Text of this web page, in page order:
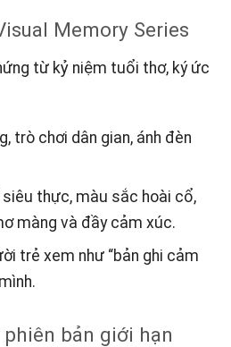
Memory Series
từ kỷ niệm tuổi thơ, ký ức
trò chơi dân gian, ánh đèn
thực, màu sắc hoài cổ,
màng và đầy cảm xúc.
trẻ xem như “bản ghi cảm
bản giới hạn